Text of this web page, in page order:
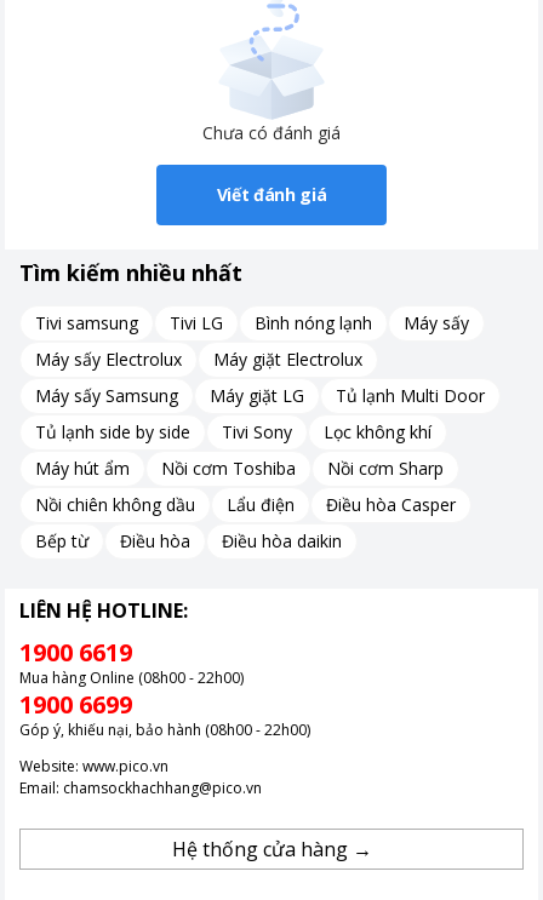
Chưa có đánh giá
Viết đánh giá
Tìm kiếm nhiều nhất
Tivi samsung Tivi LG Bình nóng lạnh
Máy sấy
Máy sấy Electrolux
Máy giặt Electrolux
Máy sấy Samsung
Máy giặt LG
Tủ lạnh Multi Door
Tủ lạnh side by side
Tivi Sony
Lọc không khí
Máy hút ẩm
Nồi cơm Toshiba
Nồi cơm Sharp
Nồi chiên không dầu
Lẩu điện
Điều hòa Casper
Bếp từ
Điều hòa Điều hòa daikin
LIÊN HỆ HOTLINE:
1900 6619
Mua hàng Online (08h00 - 22h00)
1900 6699
Góp ý, khiếu nại, bảo hành (08h00 - 22h00)
Website: www.pico.vn
Email: chamsockhachhang@pico.vn
Hệ thống cửa hàng →